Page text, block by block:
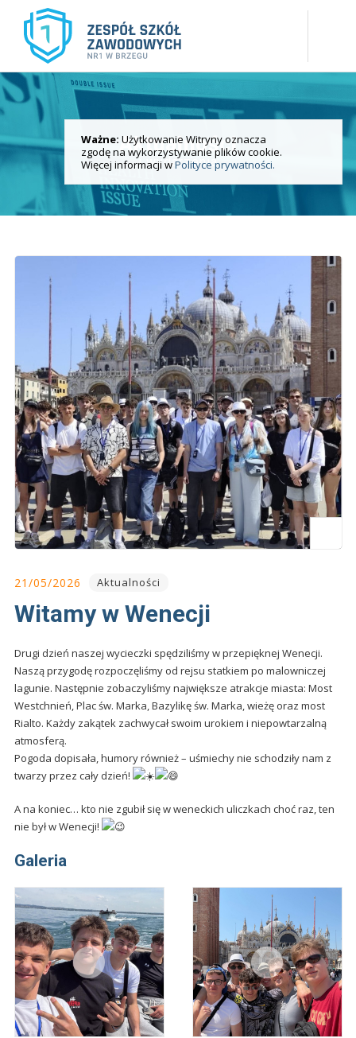
Ważne: Użytkowanie Witryny oznacza
zgodę na wykorzystywanie plików cookie.
Więcej informacji wPolityce prywatności.
Aktualności
i wydarzenia
21/05/2026 Aktualności
Witamy w Wenecji
Drugi dzień naszej wycieczki spędziliśmy w przepięknej Wenecji.
Naszą przygodę rozpoczęliśmy od rejsu statkiem po malowniczej
lagunie. Następnie zobaczyliśmy największe atrakcje miasta: Most
Westchnień, Plac św. Marka, Bazylikę św. Marka, wieżę oraz most
Rialto. Każdy zakątek zachwycał swoim urokiem i niepowtarzalną
atmosferą.
Pogoda dopisała, humory również – uśmiechy nie schodziły nam z
twarzy przez cały dzień!
A na koniec… kto nie zgubił się w weneckich uliczkach choć raz, ten
nie był w Wenecji!
Galeria